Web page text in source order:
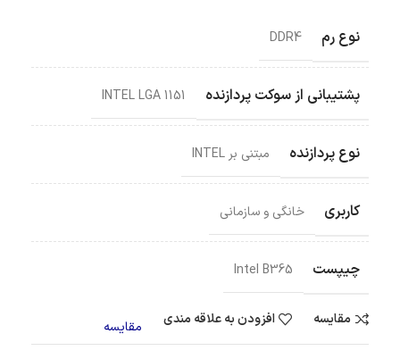
نوع رم DDR4
پشتیبانی از سوکت پردازنده INTEL LGA 1151
نوع پردازنده مبتنی بر INTEL
کاربری خانگی و سازمانی
چیپست Intel B365
مقایسه افزودن به علاقه مندی مقایسه